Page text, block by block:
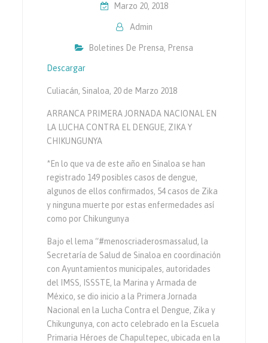
Marzo 20, 2018
Admin
Boletines De Prensa, Prensa
Descargar
Culiacán, Sinaloa, 20 de Marzo 2018
ARRANCA PRIMERA JORNADA NACIONAL EN
LA LUCHA CONTRA EL DENGUE, ZIKA Y
CHIKUNGUNYA
*En lo que va de este año en Sinaloa se han
registrado 149 posibles casos de dengue,
algunos de ellos confirmados, 54 casos de Zika
y ninguna muerte por estas enfermedades así
como por Chikungunya
Bajo el lema “#menoscriaderosmassalud, la
Secretaría de Salud de Sinaloa en coordinación
con Ayuntamientos municipales, autoridades
del IMSS, ISSSTE, la Marina y Armada de
México, se dio inicio a la Primera Jornada
Nacional en la Lucha Contra el Dengue, Zika y
Chikungunya, con acto celebrado en la Escuela
Primaria Héroes de Chapultepec, ubicada en la